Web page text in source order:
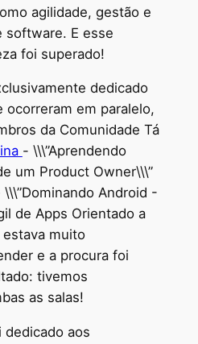
agilidade, gestão e
software. E esse
foi superado!
dedicado
em paralelo,
da Comunidade Tá
- \\\”Aprendendo
um Product Owner\\\”
Android -
de Apps Orientado a
estava muito
e a procura foi
tivemos
as salas!
aos